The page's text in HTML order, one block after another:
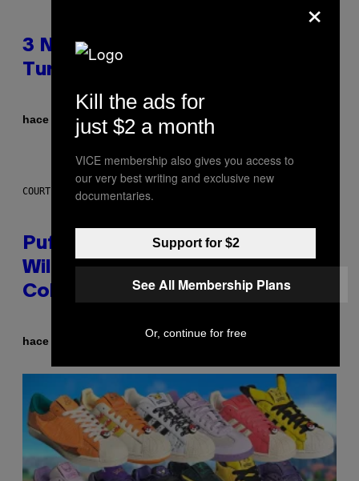
3 No-Skip Britpop Albums
Turning 30 This Year
hace 3 horas PorDan Milam
COURTESY OF PUFFCO
Puffco Went Full Gamer With Its
Wild New Plasma Peak Pro
Colorway
hace 5 horas Maha Haq | Reviewed by
×
Kill the ads for
just $2 a month
VICE membership also gives you access to
our very best writing and exclusive new
documentaries.
Support for $2
See All Membership Plans
Or, continue for free